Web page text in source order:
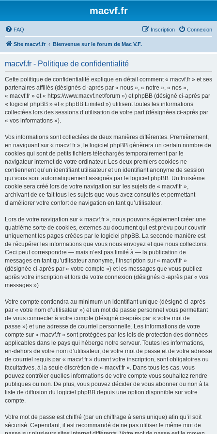
macvf.fr
FAQ Connexion
Inscription
Site macvf.fr Bienvenue sur le forum de Mac V.F.
macvf.fr - Politique de confidentialité
Cette politique de confidentialité explique en détail comment « macvf.fr » et ses
partenaires affiliés (désignés ci-après par « nous », « notre », « nos »,
« macvf.fr » et « https://www.macvf.net/forum ») et phpBB (désigné ci-après par
« logiciel phpBB » et « phpBB Limited ») utilisent toutes les informations
collectées lors des sessions d’utilisation de votre part (désignées ci-après par
« vos informations »).
Vos informations sont collectées de deux manières différentes. Premièrement,
en naviguant sur « macvf.fr », le logiciel phpBB génèrera un certain nombre de
cookies qui sont de petits fichiers téléchargés temporairement par le
navigateur internet de votre ordinateur. Les deux premiers cookies ne
contiennent qu’un identifiant utilisateur et un identifiant anonyme de session
qui vous sont automatiquement assignés par le logiciel phpBB. Un troisième
cookie sera créé lors de votre navigation sur les sujets de « macvf.fr »,
archivant de ce fait tous les sujets que vous avez consultés et permettant
d’améliorer votre confort de navigation en tant qu’utilisateur.
Lors de votre navigation sur « macvf.fr », nous pouvons également créer une
quatrième sorte de cookies, externes au document qui est prévu pour couvrir
uniquement les pages créées par le logiciel phpBB. La seconde manière est
de récupérer les informations que vous nous envoyez et que nous collectons.
Ceci peut correspondre — mais n’est pas limité à — la publication de
messages en tant qu’utilisateur anonyme, l’inscription sur « macvf.fr »
(désignée ci-après par « votre compte ») et les messages que vous publiez
après votre inscription et lors de votre connexion (désignés ci-après par « vos
messages »).
Votre compte contiendra au minimum un identifiant unique (désigné ci-après
par « votre nom d’utilisateur ») et un mot de passe personnel vous permettant
de vous connecter à votre compte (désigné ci-après par « votre mot de
passe ») et une adresse de courriel personnelle. Les informations de votre
compte sur « macvf.fr » sont protégées par les lois de protection des données
applicables dans le pays qui héberge notre serveur. Toutes les informations,
en-dehors de votre nom d’utilisateur, de votre mot de passe et de votre adresse
de courriel requis par « macvf.fr » durant votre inscription, sont obligatoires ou
facultatives, à la seule discrétion de « macvf.fr ». Dans tous les cas, vous
pouvez contrôler quelles informations de votre compte vous souhaitez rendre
publiques ou non. De plus, vous pouvez décider de vous abonner ou non à la
liste de diffusion du logiciel phpBB depuis une option disponible sur votre
compte.
Votre mot de passe est chiffré (par un chiffrage à sens unique) afin qu’il soit
sécurisé. Cependant, il est recommandé de ne pas utiliser le même mot de